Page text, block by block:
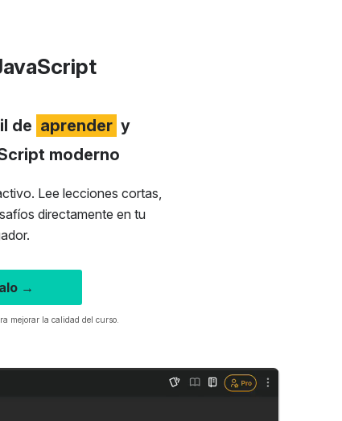
de aprender y
moderno
Lee lecciones cortas,
directamente en tu
→
mejorar la calidad del curso.